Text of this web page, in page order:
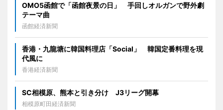
OMO5函館で「函館夜景の日」 手回しオルガンで野外劇
テーマ曲
函館経済新聞
香港・九龍塘に韓国料理店「Social」 韓国定番料理を現
代風に
香港経済新聞
SC相模原、熊本と引き分け J3リーグ開幕
相模原町田経済新聞